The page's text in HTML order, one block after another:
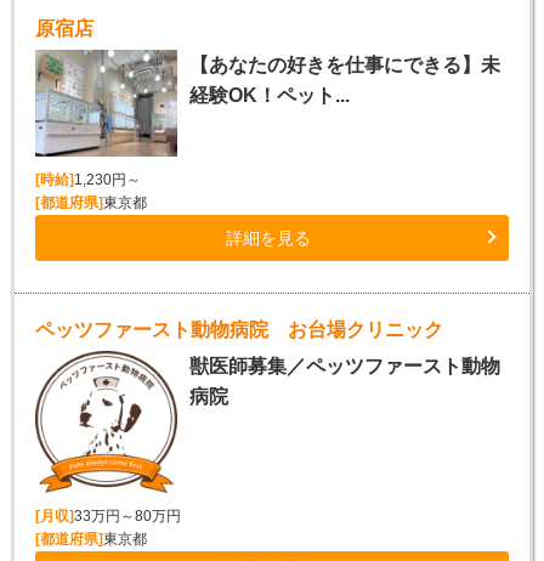
原宿店
【あなたの好きを仕事にできる】未
経験OK！ペット...
[時給]1,230円～
[都道府県]東京都
詳細を見る
ペッツファースト動物病院 お台場クリニック
獣医師募集／ペッツファースト動物
病院
[月収]33万円～80万円
[都道府県]東京都